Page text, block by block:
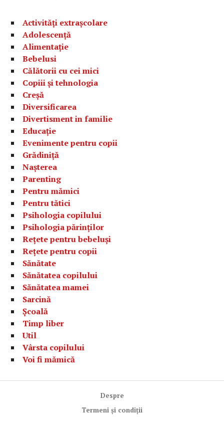
Activități extrașcolare
Adolescență
Alimentație
Bebelusi
Călătorii cu cei mici
Copiii și tehnologia
Creșă
Diversificarea
Divertisment in familie
Educație
Evenimente pentru copii
Grădiniță
Nașterea
Parenting
Pentru mămici
Pentru tătici
Psihologia copilului
Psihologia părinților
Rețete pentru bebeluși
Rețete pentru copii
Sănătate
Sănătatea copilului
Sănătatea mamei
Sarcină
Școală
Timp liber
Util
Vârsta copilului
Voi fi mămică
Despre
Termeni și condiții